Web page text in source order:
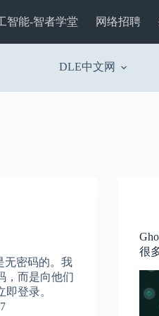
智能-智者学堂 网络招聘
DLE中文网
无密码的。我
，而是向他们
登录。
很